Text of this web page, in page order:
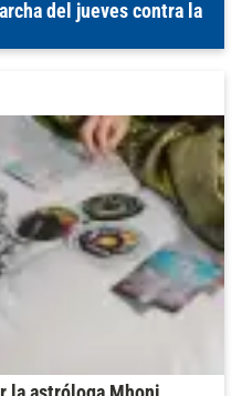
del jueves contra la